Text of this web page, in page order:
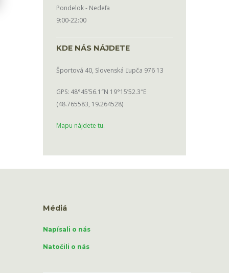
Pondelok - Nedeľa
9:00-22:00
KDE NÁS NÁJDETE
Športová 40, Slovenská Ľupča 976 13
GPS: 48°45’56.1″N 19°15’52.3″E
(48.765583, 19.264528)
Mapu nájdete tu.
Médiá
Napísali o nás
Natočili o nás